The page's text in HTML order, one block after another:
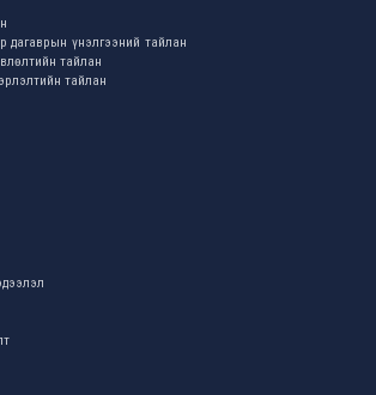
дагаврын үнэлгээний тайлан
тайлан
тайлан